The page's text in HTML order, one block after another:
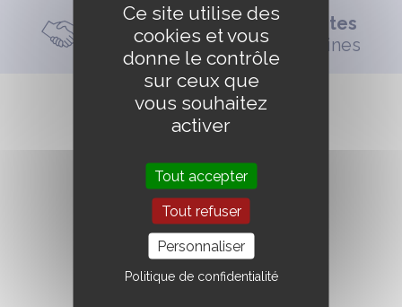
Depuis
2005
N°1 des Yourtes
Contemporaines
Ce site utilise des
cookies et vous
donne le contrôle
sur ceux que
vous souhaitez
activer
Tout accepter
Tout refuser
Personnaliser
Politique de confidentialité